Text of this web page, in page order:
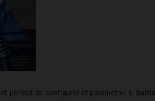
permet de configurer et paramétrer le